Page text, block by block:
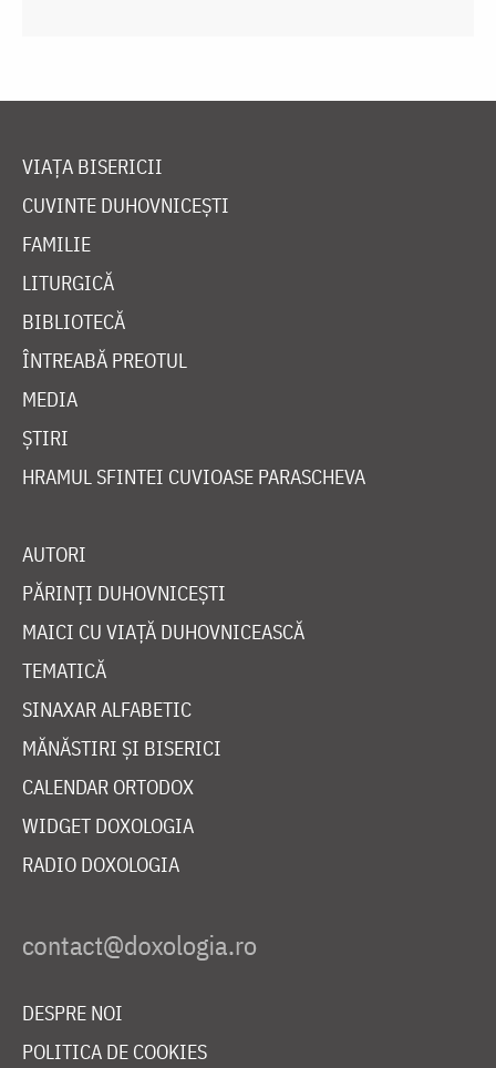
VIAȚA BISERICII
CUVINTE DUHOVNICEȘTI
FAMILIE
LITURGICĂ
BIBLIOTECĂ
ÎNTREABĂ PREOTUL
MEDIA
ȘTIRI
HRAMUL SFINTEI CUVIOASE PARASCHEVA
AUTORI
PĂRINȚI DUHOVNICEȘTI
MAICI CU VIAȚĂ DUHOVNICEASCĂ
TEMATICĂ
SINAXAR ALFABETIC
MĂNĂSTIRI ȘI BISERICI
CALENDAR ORTODOX
WIDGET DOXOLOGIA
RADIO DOXOLOGIA
DESPRE NOI
POLITICA DE COOKIES